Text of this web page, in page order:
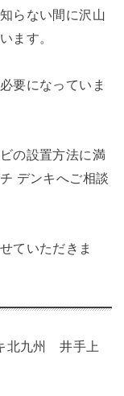
らない間に沢山
ます。
要になっていま
の設置方法に満
デンキへご相談
ていただきま
北九州 井手上